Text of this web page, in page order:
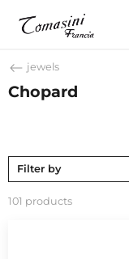
jewels
Chopard
Filter by
101 products